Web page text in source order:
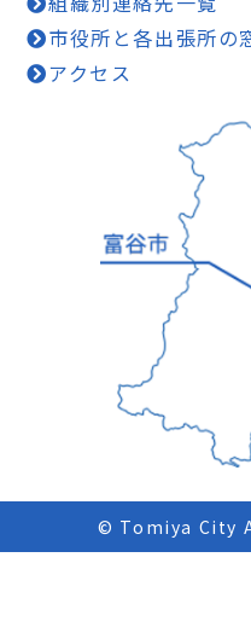
市役所と各出張所の
アクセス
© Tomiya City